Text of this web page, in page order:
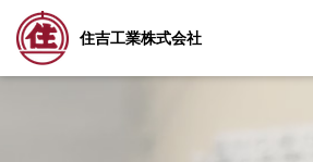
住吉工業株式会社